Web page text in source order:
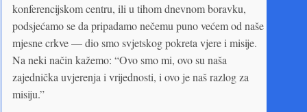
konferencijskom centru, ili u tihom dnevnom boravku,
podsjećamo se da pripadamo nečemu puno većem od naše
mjesne crkve — dio smo svjetskog pokreta vjere i misije.
Na neki način kažemo: “Ovo smo mi, ovo su naša
zajednička uvjerenja i vrijednosti, i ovo je naš razlog za
misiju.”